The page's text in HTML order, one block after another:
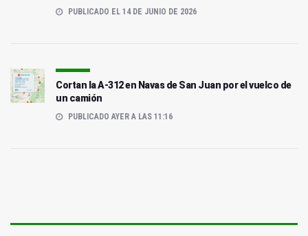
PUBLICADO EL 14 DE JUNIO DE 2026
Cortan la A-312 en Navas de San Juan por el vuelco de
un camión
PUBLICADO AYER A LAS 11:16